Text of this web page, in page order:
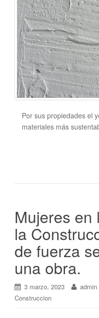
Por sus propiedades el
materiales más
Mujeres en
la
de fuerza
una obra.
3 marzo, 2023 admin
Construccion